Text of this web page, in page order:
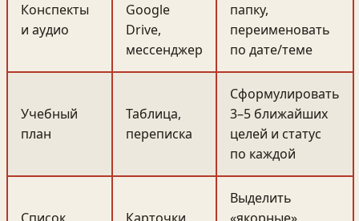
Конспекты
и аудио
Google
Drive,
мессенджер
папку,
переименовать
по дате/теме
Учебный
план
Таблица,
переписка
Сформулировать
3–5 ближайших
целей и статус
по каждой
Выделить